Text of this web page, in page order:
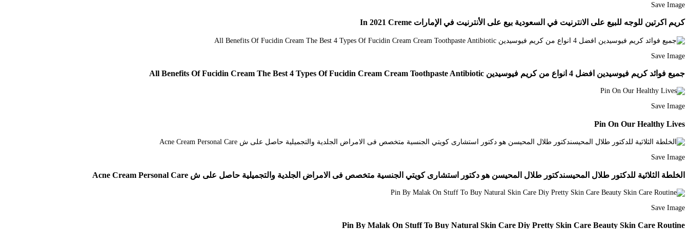
Save Image
كريم اكرتين للوجه للبيع على الانترنيت في السعودية بيع على الأنترنيت في الإمارات In 2021 Creme
Save Image
جميع فوائد كريم فيوسيدين افضل 4 انواع من كريم فيوسيدين All Benefits Of Fucidin Cream The Best 4 Types Of Fucidin Cream Cream Toothpaste Antibiotic
Save Image
Pin On Our Healthy Lives
Save Image
الخلطة الثلاثية للدكتور طلال المحيسندكتور طلال المحيسن هو دكتور استشارى كويتي الجنسية متخصص فى الامراض الجلدية والتجميلية حاصل على ش Acne Cream Personal Care
Save Image
Pin By Malak On Stuff To Buy Natural Skin Care Diy Pretty Skin Care Beauty Skin Care Routine